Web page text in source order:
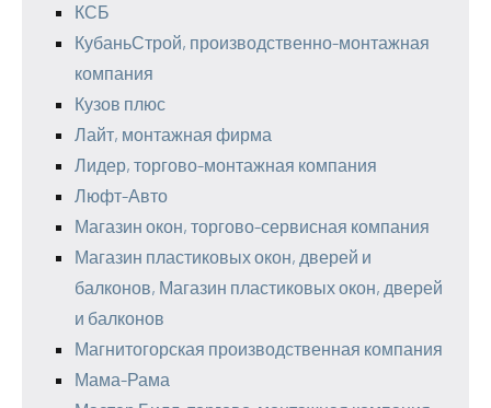
КСБ
КубаньСтрой, производственно-монтажная
компания
Кузов плюс
Лайт, монтажная фирма
Лидер, торгово-монтажная компания
Люфт-Авто
Магазин окон, торгово-сервисная компания
Магазин пластиковых окон, дверей и
балконов, Магазин пластиковых окон, дверей
и балконов
Магнитогорская производственная компания
Мама-Рама